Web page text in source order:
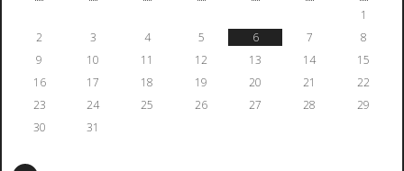
1
2
3 4 5 6 7
8
9
10 11 12 13 14
15
16
17 18 19 20 21
22
23
24 25 26 27 28
29
30
31